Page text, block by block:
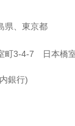
県、東京都
町3-4-7 日本橋
銀行)